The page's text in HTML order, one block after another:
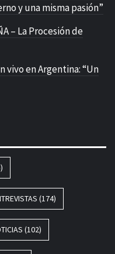
y una misma pasión”
– La Procesión de
vivo en Argentina: “Un
(174)
(102)